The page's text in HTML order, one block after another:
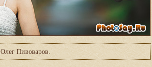
Пивоваров.